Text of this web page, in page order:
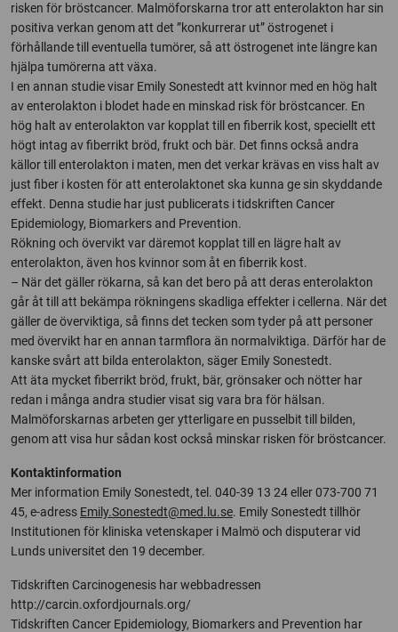
risken för bröstcancer. Malmöforskarna tror att enterolakton har sin
positiva verkan genom att det ”konkurrerar ut” östrogenet i
förhållande till eventuella tumörer, så att östrogenet inte längre kan
hjälpa tumörerna att växa.
I en annan studie visar Emily Sonestedt att kvinnor med en hög halt
av enterolakton i blodet hade en minskad risk för bröstcancer. En
hög halt av enterolakton var kopplat till en fiberrik kost, speciellt ett
högt intag av fiberrikt bröd, frukt och bär. Det finns också andra
källor till enterolakton i maten, men det verkar krävas en viss halt av
just fiber i kosten för att enterolaktonet ska kunna ge sin skyddande
effekt. Denna studie har just publicerats i tidskriften Cancer
Epidemiology, Biomarkers and Prevention.
Rökning och övervikt var däremot kopplat till en lägre halt av
enterolakton, även hos kvinnor som åt en fiberrik kost.
– När det gäller rökarna, så kan det bero på att deras enterolakton
går åt till att bekämpa rökningens skadliga effekter i cellerna. När det
gäller de överviktiga, så finns det tecken som tyder på att personer
med övervikt har en annan tarmflora än normalviktiga. Därför har de
kanske svårt att bilda enterolakton, säger Emily Sonestedt.
Att äta mycket fiberrikt bröd, frukt, bär, grönsaker och nötter har
redan i många andra studier visat sig vara bra för hälsan.
Malmöforskarnas arbeten ger ytterligare en pusselbit till bilden,
genom att visa hur sådan kost också minskar risken för bröstcancer.
Kontaktinformation
Mer information Emily Sonestedt, tel. 040-39 13 24 eller 073-700 71
45, e-adress Emily.Sonestedt@med.lu.se. Emily Sonestedt tillhör
Institutionen för kliniska vetenskaper i Malmö och disputerar vid
Lunds universitet den 19 december.
Tidskriften Carcinogenesis har webbadressen
http://carcin.oxfordjournals.org/
Tidskriften Cancer Epidemiology, Biomarkers and Prevention har